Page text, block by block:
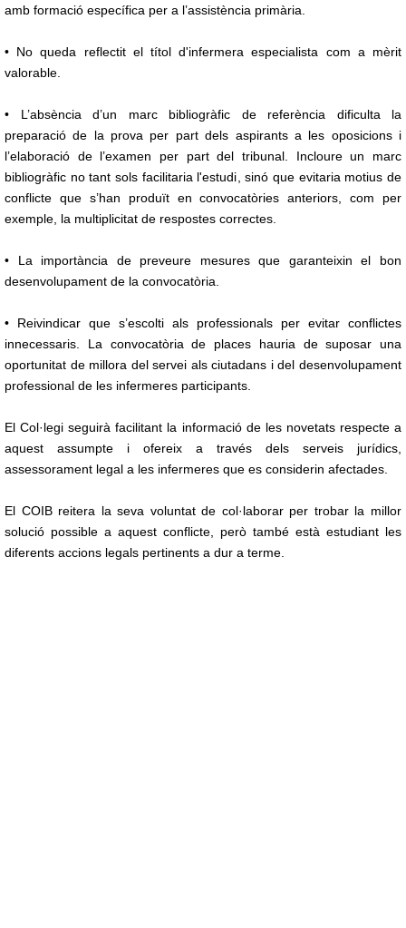
amb formació específica per a l’assistència primària.
• No queda reflectit el títol d'infermera especialista com a mèrit
valorable.
• L’absència d’un marc bibliogràfic de referència dificulta la
preparació de la prova per part dels aspirants a les oposicions i
l’elaboració de l’examen per part del tribunal. Incloure un marc
bibliogràfic no tant sols facilitaria l'estudi, sinó que evitaria motius de
conflicte que s’han produït en convocatòries anteriors, com per
exemple, la multiplicitat de respostes correctes.
• La importància de preveure mesures que garanteixin el bon
desenvolupament de la convocatòria.
• Reivindicar que s’escolti als professionals per evitar conflictes
innecessaris. La convocatòria de places hauria de suposar una
oportunitat de millora del servei als ciutadans i del desenvolupament
professional de les infermeres participants.
El Col·legi seguirà facilitant la informació de les novetats respecte a
aquest assumpte i ofereix a través dels serveis jurídics,
assessorament legal a les infermeres que es considerin afectades.
El COIB reitera la seva voluntat de col·laborar per trobar la millor
solució possible a aquest conflicte, però també està estudiant les
diferents accions legals pertinents a dur a terme.